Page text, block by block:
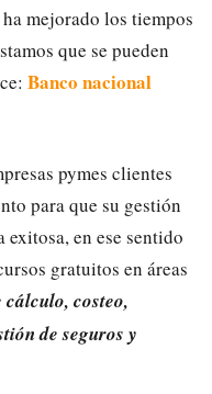
mejorado los tiempos
que se pueden
Banco nacional
pymes clientes
para que su gestión
en ese sentido
gratuitos en áreas
cálculo, costeo,
de seguros y